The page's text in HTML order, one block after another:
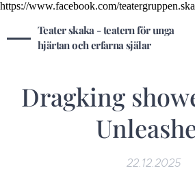
https://www.facebook.com/
Teater skaka - teatern för unga
hjärtan och erfarna själar
Dragking
22.12.2025